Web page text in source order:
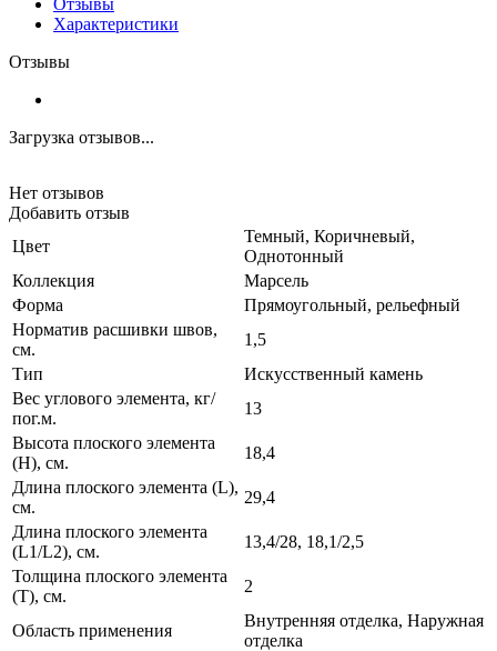
Характеристики
Отзывы
Загрузка отзывов...
Нет отзывов
Добавить отзыв
Цвет
Темный, Коричневый,
Однотонный
Коллекция
Марсель
Форма
Прямоугольный, рельефный
Норматив расшивки швов,
см.
1,5
Тип
Искусственный камень
Вес углового элемента, кг/
пог.м.
13
Высота плоского элемента
(H), см.
18,4
Длина плоского элемента (L),
см.
29,4
Длина плоского элемента
(L1/L2), см.
13,4/28, 18,1/2,5
Толщина плоского элемента
(T), см.
2
Область применения
Внутренняя отделка, Наружная
отделка